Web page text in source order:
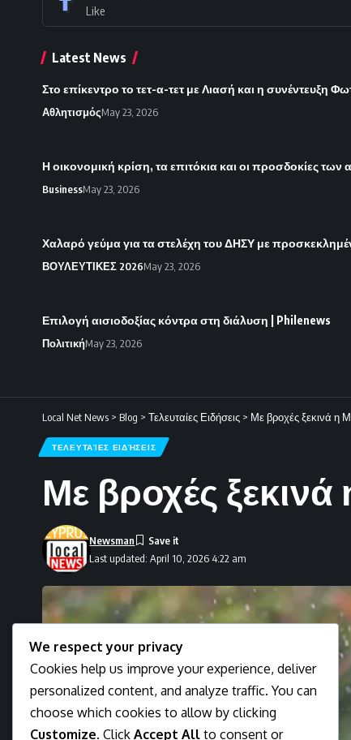
Like
Latest News
Στο επίκεντρο το τετ-α-τετ με Λιασή και η συνέντευξη
ΑθλητισμόςMay 23, 2026
Η οικονομική κρίση, τα επιτόκια και οι προσδοκίες
BusinessMay 23, 2026
Χαλαρό γεύμα για τα στελέχη του ΔΗΣΥ με
ΒΟΥΛΕΥΤΙΚΕΣ 2026May 23, 2026
Επιλογή αισιοδοξίας κόντρα στη διάλυση | Philenews
ΠολιτικήMay 23, 2026
Local Net News > Blog > Τελευταίες Ειδήσεις > Με βροχές ξεκινά η
ΤΕΛΕΥΤΑΊΕΣ ΕΙΔΉΣΕΙΣ
Με βροχές
Last updated: April 10, 2026 4:22 am
Newsman
We respect your privacy
Cookies help us improve your experience, deliver
personalized content, and analyze traffic. You can
choose which cookies to allow by clicking
Customize. Click Accept All to consent or